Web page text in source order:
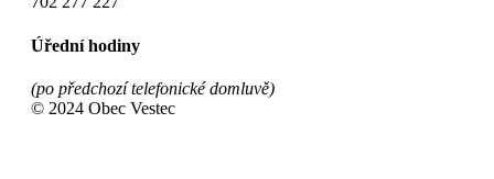
Úřední hodiny
(po předchozí telefonické domluvě)
© 2024 Obec Vestec